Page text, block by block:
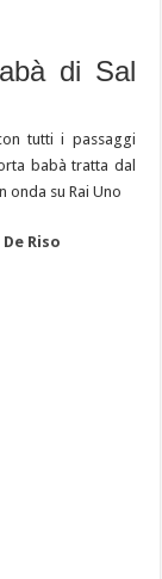
di Sal
tutti i passaggi
babà tratta dal
onda su Rai Uno
Riso